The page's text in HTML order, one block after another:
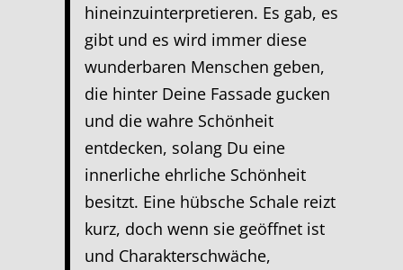
hineinzuinterpretieren. Es gab, es
gibt und es wird immer diese
wunderbaren Menschen geben,
die hinter Deine Fassade gucken
und die wahre Schönheit
entdecken, solang Du eine
innerliche ehrliche Schönheit
besitzt. Eine hübsche Schale reizt
kurz, doch wenn sie geöffnet ist
und Charakterschwäche,